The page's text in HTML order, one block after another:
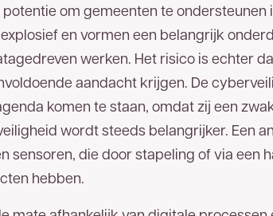
om gemeenten te ondersteunen
en vormen een belangrijk
werken. Het risico is echter
aandacht krijgen. De
komen te staan, omdat zij een
wordt steeds belangrijker. Een
sensoren, die door stapeling of via een
hebben.